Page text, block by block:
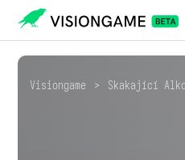
Visiongame > Skakající